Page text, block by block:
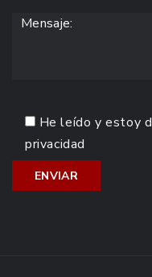
He leído y estoy
privacidad